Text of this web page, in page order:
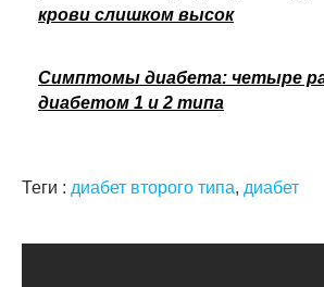
крови слишком высок
Симптомы диабета: четыре
диабетом 1 и 2 типа
Теги : диабет второго типа, диабет